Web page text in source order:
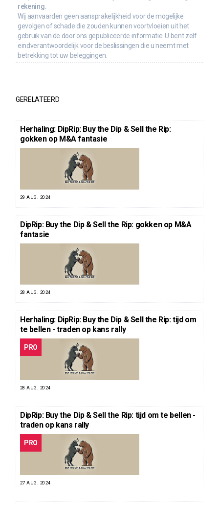
rekening.
Wij aanvaarden geen aansprakelijkheid voor de mogelijke
gevolgen of schade die zouden kunnen voortvloeien uit het
gebruik van de door ons gepubliceerde informatie. U bent zelf
eindverantwoordelijk voor de beslissingen die u neemt met
betrekking tot uw beleggingen.
GERELATEERD
Herhaling: DipRip: Buy the Dip & Sell the Rip:
gokken op M&A fantasie
29 AUG. 2024
DipRip: Buy the Dip & Sell the Rip: gokken op M&A
fantasie
28 AUG. 2024
Herhaling: DipRip: Buy the Dip & Sell the Rip: tijd om
te bellen - traden op kans rally
PRO
28 AUG. 2024
DipRip: Buy the Dip & Sell the Rip: tijd om te bellen -
traden op kans rally
PRO
27 AUG. 2024